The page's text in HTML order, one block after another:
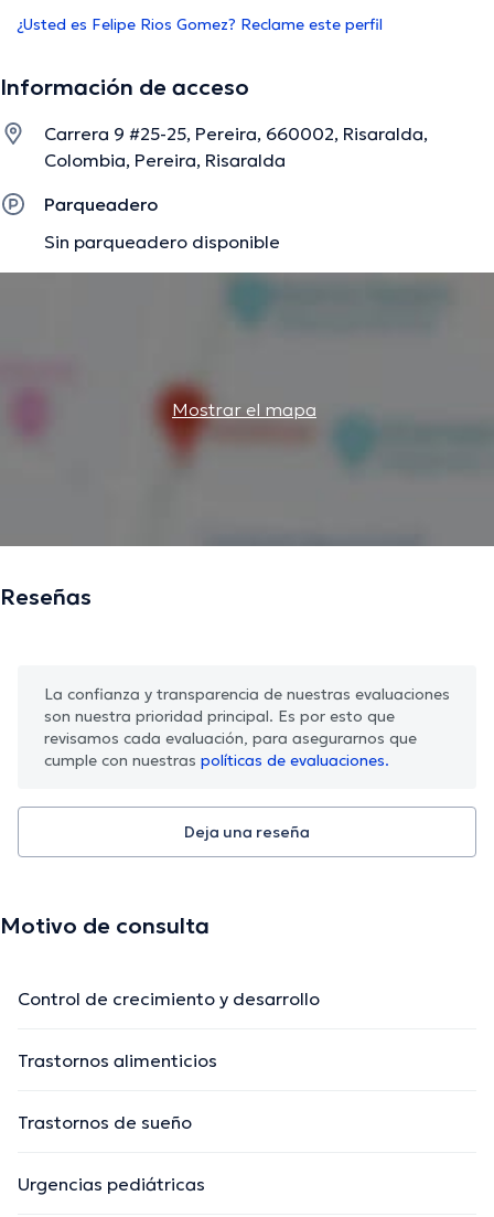
¿Usted es Felipe Rios Gomez? Reclame este perfil
Información de acceso
Carrera 9 #25-25, Pereira, 660002, Risaralda,
Colombia, Pereira, Risaralda
Parqueadero
Sin parqueadero disponible
Mostrar el mapa
Reseñas
La confianza y transparencia de nuestras evaluaciones
son nuestra prioridad principal. Es por esto que
revisamos cada evaluación, para asegurarnos que
cumple con nuestras políticas de evaluaciones.
Deja una reseña
Motivo de consulta
Control de crecimiento y desarrollo
Trastornos alimenticios
Trastornos de sueño
Urgencias pediátricas